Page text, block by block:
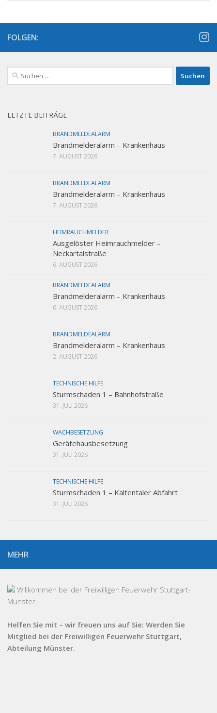
FOLGEN:
Suchen
nach:
LETZTE BEITRÄGE
BRANDMELDEALARM
Brandmelderalarm – Krankenhaus
7. AUGUST 2026
BRANDMELDEALARM
Brandmelderalarm – Krankenhaus
7. AUGUST 2026
HEIMRAUCHMELDER
Ausgelöster Heimrauchmelder –
Neckartalstraße
6. AUGUST 2026
BRANDMELDEALARM
Brandmelderalarm – Krankenhaus
6. AUGUST 2026
BRANDMELDEALARM
Brandmelderalarm – Krankenhaus
2. AUGUST 2026
TECHNISCHE HILFE
Sturmschaden 1 – Bahnhofstraße
31. JULI 2026
WACHBESETZUNG
Gerätehausbesetzung
31. JULI 2026
TECHNISCHE HILFE
Sturmschaden 1 – Kaltentaler Abfahrt
31. JULI 2026
MEHR
Willkommen bei der Freiwilligen Feuerwehr Stuttgart-
Münster.
Helfen Sie mit – wir freuen uns auf Sie: Werden Sie
Mitglied bei der Freiwilligen Feuerwehr Stuttgart,
Abteilung Münster.